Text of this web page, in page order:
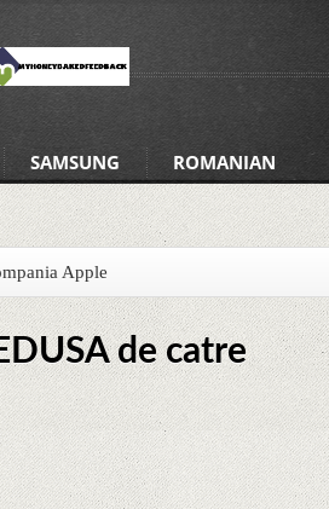
SAMSUNG ROMANIAN
Apple
de catre